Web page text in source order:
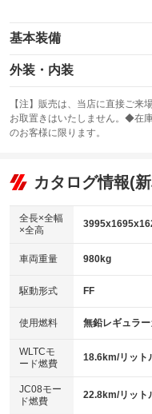
基本装備
エアバッグ：運転席/助手席/
：装備あり
：装備なし
サンルーフ
：装備なし
リフトアップ
：装備なし
：装備なし
パワーウィンドウ
アイドリングストップ
：装備あり
USB入力端子
：装備あり
100V電源
：装備なし
センターデフロック
：装備なし
電動格納ミラー
：装備なし
外装・内装
カーナビ：HDDナビ
：装備あり
TV：フルセグ
：装備あり
ビジュアル
：装備なし
：装備あり
革シート
キーレス
HID(キセノンライト)
：装備なし
バックカメラ
：装備あり
エアロ
：装備なし
：装備なし
パワーシート
【注】販売は、当店に直接ご
お取置きはいたしません。◆在
のお客様に限ります。
カタログ情報(
全長×全幅
×全高
車両重量 980kg
駆動形式 FF
使用燃料 無鉛レギュラ
WLTCモ
ード燃費
18.6km/リット
JC08モー
ド燃費
22.8km/リット